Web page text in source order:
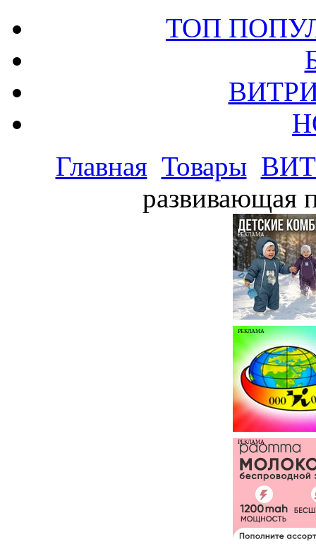
ТОП
Главная Товары
развивающая
РЕКЛАМА
РЕКЛАМА
РЕКЛАМА